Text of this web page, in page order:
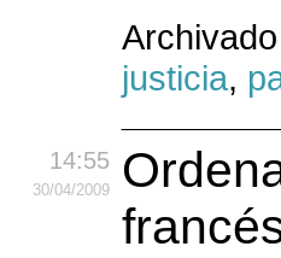
justicia,
14:55
30/04/2009